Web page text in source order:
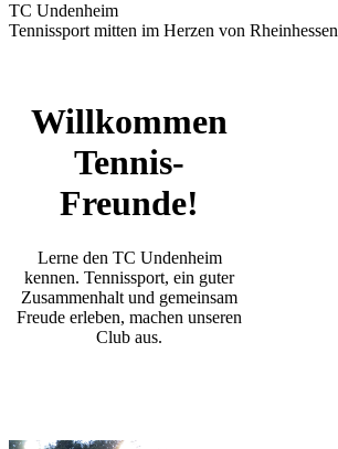
TC Undenheim
Tennissport mitten im Herzen von Rheinhessen
Willkommen
Tennis-
Freunde!
Lerne den TC Undenheim
kennen. Tennissport, ein guter
Zusammenhalt und gemeinsam
Freude erleben, machen unseren
Club aus.